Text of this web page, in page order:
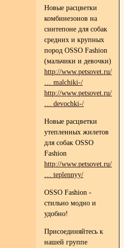
Новые расцветки
комбинезонов на
синтепоне для собак
средних и крупных
пород OSSO Fashion
(мальчики и девочки)
http://www.petsovet.ru/
… malchiki-/
http://www.petsovet.ru/
… devochki-/
Новые расцветки
утепленных жилетов
для собак OSSO
Fashion
http://www.petsovet.ru/
… teplennyy/
OSSO Fashion -
стильно модно и
удобно!
Присоединяйтесь к
нашей группе